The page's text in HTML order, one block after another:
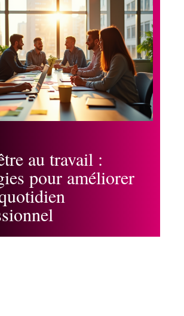
au travail :
pour améliorer